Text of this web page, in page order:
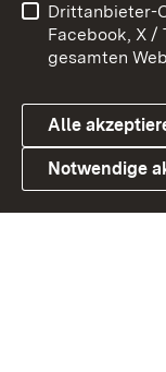
Link zum
Barrierefreiheit
Cookies
Drittanbieter-
Facebook, X
gesamten
Alle
Notwendige